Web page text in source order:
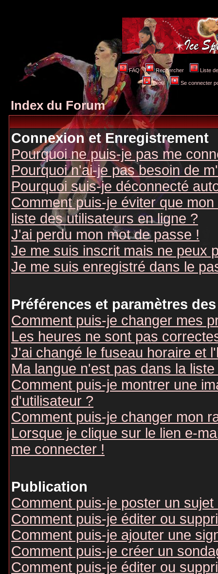
FAQ Rechercher Liste
Profil Se connecter
Index du Forum
Connexion et Enregistrement
Pourquoi ne puis-je pas me
Pourquoi n'ai-je pas besoin de
Pourquoi suis-je déconnecté
Comment puis-je éviter que
liste des utilisateurs en ligne ?
J'ai perdu mon mot de passe !
Je me suis inscrit mais ne peux
Je me suis enregistré dans le
Préférences et paramètres
Comment puis-je changer mes
Les heures ne sont pas
J'ai changé le fuseau horaire et
Ma langue n'est pas dans la liste
Comment puis-je montrer une
d'utilisateur ?
Comment puis-je changer mon
Lorsque je clique sur le lien e-
me connecter !
Publication
Comment puis-je poster un
Comment puis-je éditer ou
Comment puis-je ajouter une
Comment puis-je créer un
Comment puis-je éditer ou